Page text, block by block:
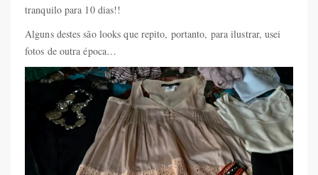
tranquilo para 10 dias!!
Alguns destes são looks que repito, portanto, para ilustrar, usei
fotos de outra época…